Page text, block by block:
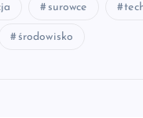
surowce
środowisko